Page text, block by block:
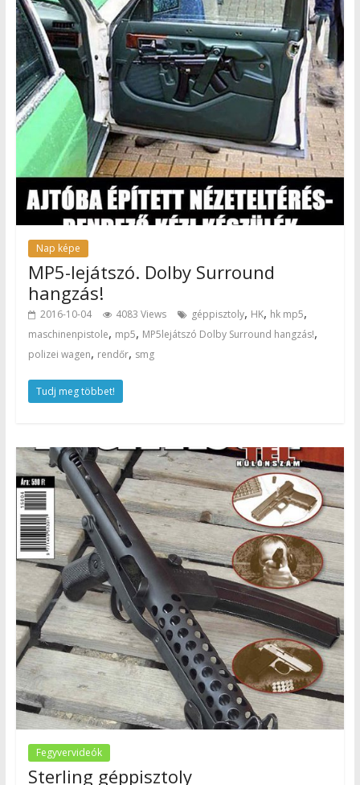
Nap képe
MP5-lejátszó. Dolby Surround
hangzás!
2016-10-04 4083 Views géppisztoly, HK, hk mp5,
maschinenpistole, mp5, MP5lejátszó Dolby Surround hangzás!,
polizei wagen, rendőr, smg
Tudj meg többet!
Fegyvervideók
Sterling géppisztoly